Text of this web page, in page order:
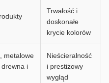
Trwałość i
doskonałe
krycie kolorów
metalowe
drewna i
Nieścieralność
i prestiżowy
wygląd